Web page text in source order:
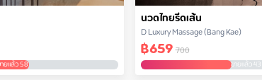
ยแล้ว 58
นวดไทยรีดเส้น
D Luxury Massage​ (Bang Kae)
฿659700
ขายแล้ว 43